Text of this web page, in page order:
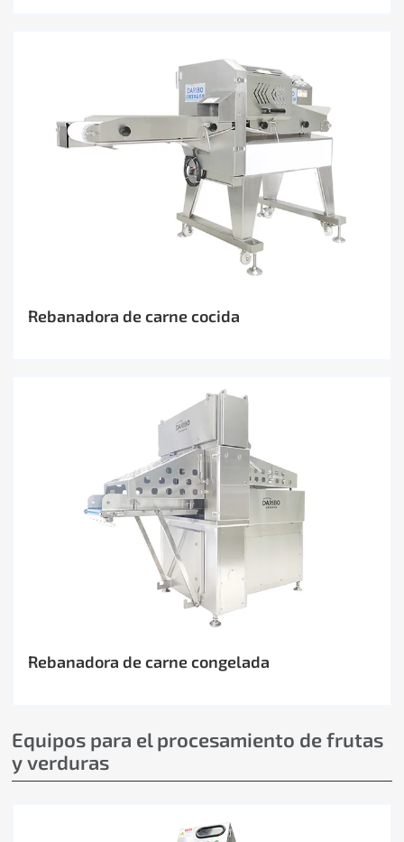
Rebanadora de carne cocida
Rebanadora de carne congelada
Equipos para el procesamiento de frutas
y verduras